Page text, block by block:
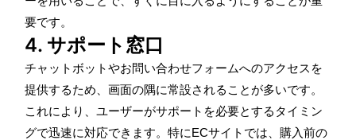
要です。
4. サポート窓口
チャットボットやお問い合わせフォームへのアクセスを
提供するため、画面の隅に常設されることが多いです。
これにより、ユーザーがサポートを必要とするタイミン
グで迅速に対応できます。特にECサイトでは、購入前の